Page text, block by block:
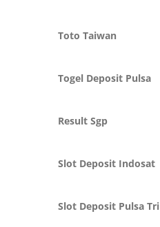
Toto Taiwan
Togel Deposit Pulsa
Result Sgp
Slot Deposit Indosat
Slot Deposit Pulsa Tri